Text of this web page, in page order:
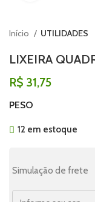
Início UTILIDADES
LIXEIRA
R$ 31,75
PESO
12 em estoque
Simulação de frete